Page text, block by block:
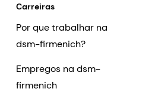
Carreiras
Por que trabalhar na
dsm-firmenich?
Empregos na dsm-
firmenich